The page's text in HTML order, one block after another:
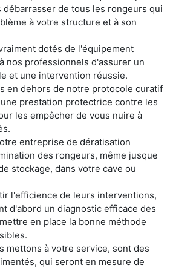
débarrasser de tous les rongeurs qui
à votre structure et à son
dotés de l'équipement
nos professionnels d'assurer un
et une intervention réussie.
en dehors de notre protocole curatif
prestation protectrice contre les
les empêcher de vous nuire à
entreprise de dératisation
des rongeurs, même jusque
stockage, dans votre cave ou
l'efficience de leurs interventions,
d'abord un diagnostic efficace des
en place la bonne méthode
mettons à votre service, sont des
qui seront en mesure de